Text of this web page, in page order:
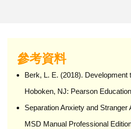
參考資料
Berk, L. E. (2018). Development
Hoboken, NJ: Pearson
Separation Anxiety and
MSD Manual Professional